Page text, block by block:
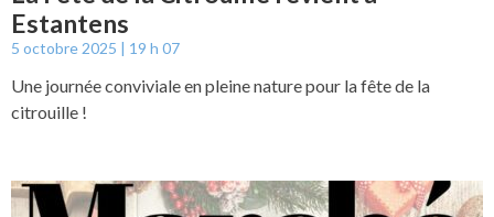
Estantens
5 octobre 2025 19 h 07
Une journée conviviale en pleine nature pour la fête de la
citrouille !